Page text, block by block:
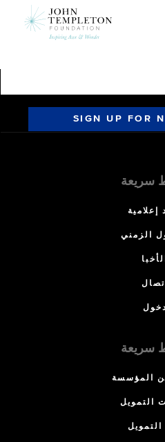
SIGN UP FOR
سريعة
إعلامية
الزمني
الأخبا
اتصال
سريعة
المؤسسة
التمويل
التمويل